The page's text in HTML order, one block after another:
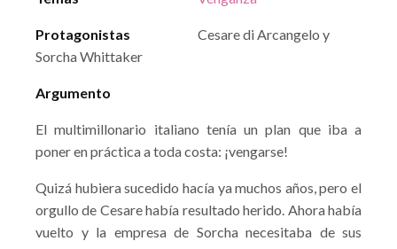
Protagonistas
Cesare di Arcangelo y
Sorcha Whittaker
Argumento
El multimillonario italiano tenía un plan que iba a
poner en práctica a toda costa: ¡vengarse!
Quizá hubiera sucedido hacía ya muchos años, pero el
orgullo de Cesare había resultado herido. Ahora había
vuelto y la empresa de Sorcha necesitaba de sus